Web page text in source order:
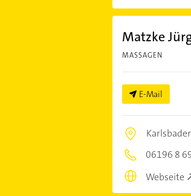
Matzke
MASSAGEN
E-Mail
06196 8
Webseite